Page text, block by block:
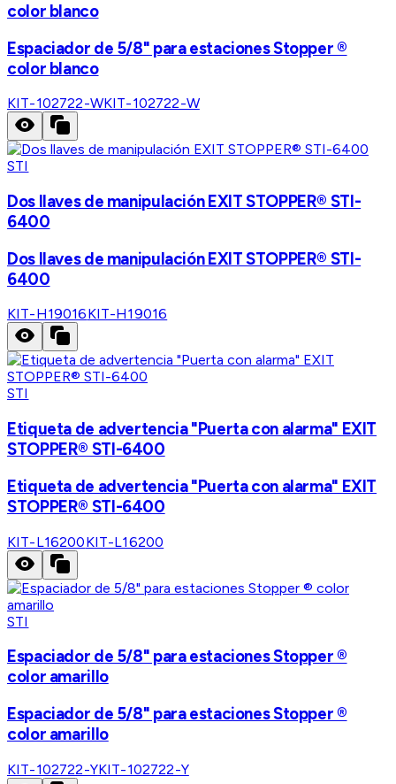
color blanco
Espaciador de 5/8" para estaciones Stopper ®
color blanco
KIT-102722-WKIT-102722-W
STI
Dos llaves de manipulación EXIT STOPPER® STI-
6400
Dos llaves de manipulación EXIT STOPPER® STI-
6400
KIT-H19016KIT-H19016
STI
Etiqueta de advertencia "Puerta con alarma" EXIT
STOPPER® STI-6400
Etiqueta de advertencia "Puerta con alarma" EXIT
STOPPER® STI-6400
KIT-L16200KIT-L16200
STI
Espaciador de 5/8" para estaciones Stopper ®
color amarillo
Espaciador de 5/8" para estaciones Stopper ®
color amarillo
KIT-102722-YKIT-102722-Y